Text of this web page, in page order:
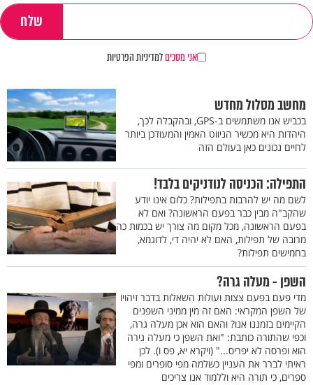
אני מסכיםלמדיניות הפרטיות
מחשב מסלול מחדש
בכביש אנו משתמשים ב-GPS, ובהקבלה לכך,
היהדות היא מכשיר הניווט האמין והמעודכן ביותר
לחיים נכונים כאן בעולם הזה
התפילה: הכניסה לנודניקים בלבד!
לשם מה יש להרבות בתפילות? כלום אינו יודע
שהקב"ה מבין כבר בפעם הראשונה? ואם לא
בפעם הראשונה, מכל מקום מה צורך יש בכמות כה
מרובה של תפילות, האם לא יהיה די, לדוגמא,
בחמישים תפילות?
השפן - מעלה גרה?
מדי פעם בפעם צצות ועולות השאלות בדבר זיהויו
של השפן המקראי: האם זה מין ממיני השפנים
הקיימים בזמננו אנו? והאם הוא אכן מעלה גרה,
וכפי שהתורה כותבת: "ואת השפן כי מעלה גירה
הוא ופרסה לא יפריס..." (ויקרא יא, פס ו). לכן
ראיתי לברר את העניין כשלמה מפי סופרים ומפי
ספרים, כי תורה היא וללמוד אנו צריכים